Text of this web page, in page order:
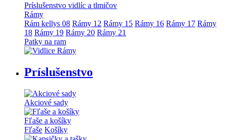
Príslušenstvo vidlíc a tlmičov
Rámy
Rám kellys 08 Rámy 12 Rámy 15 Rámy 16 Rámy 17 Rámy
18 Rámy 19 Rámy 20 Rámy 21
Patky na ram
Príslušenstvo
Akciové sady
Fľaše a košíky
Fľaše Košíky